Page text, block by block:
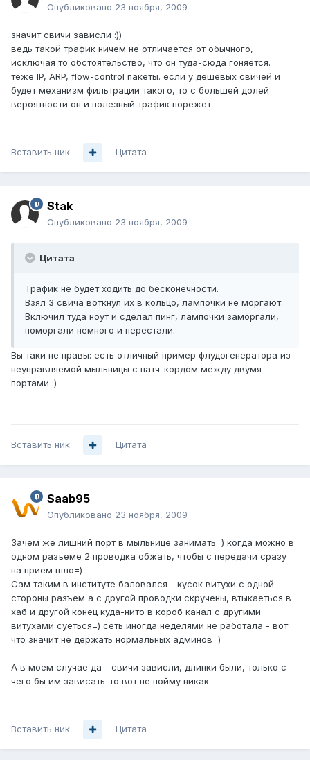
Опубликовано 23 ноября, 2009
значит свичи зависли :))
ведь такой трафик ничем не отличается от обычного,
исключая то обстоятельство, что он туда-сюда гоняется.
теже IP, ARP, flow-control пакеты. если у дешевых свичей и
будет механизм фильтрации такого, то с большей долей
вероятности он и полезный трафик порежет
Вставить ник Цитата
Stak
Опубликовано 23 ноября, 2009
Цитата
Трафик не будет ходить до бесконечности.
Взял 3 свича воткнул их в кольцо, лампочки не моргают.
Включил туда ноут и сделал пинг, лампочки заморгали,
поморгали немного и перестали.
Вы таки не правы: есть отличный пример флудогенератора из
неуправляемой мыльницы с патч-кордом между двумя
портами :)
Вставить ник Цитата
Saab95
Опубликовано 23 ноября, 2009
Зачем же лишний порт в мыльнице занимать=) когда можно в
одном разъеме 2 проводка обжать, чтобы с передачи сразу
на прием шло=)
Сам таким в институте баловался - кусок витухи с одной
стороны разъем а с другой проводки скручены, втыкаеться в
хаб и другой конец куда-нито в короб канал с другими
витухами суеться=) сеть иногда неделями не работала - вот
что значит не держать нормальных админов=)
А в моем случае да - свичи зависли, длинки были, только с
чего бы им зависать-то вот не пойму никак.
Вставить ник Цитата